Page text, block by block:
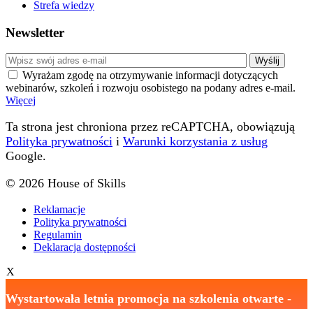
Strefa wiedzy
Newsletter
Wyrażam zgodę na otrzymywanie informacji dotyczących
webinarów, szkoleń i rozwoju osobistego na podany adres e-mail.
Więcej
Ta strona jest chroniona przez reCAPTCHA, obowiązują
Polityka prywatności i Warunki korzystania z usług
Google.
© 2026 House of Skills
Reklamacje
Polityka prywatności
Regulamin
Deklaracja dostępności
X
Wystartowała letnia promocja na szkolenia otwarte -